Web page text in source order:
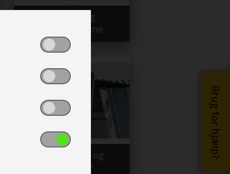
Brug for hjælp?
Lamper og
lampeskærme
Dørmarkise og
hjørnedør